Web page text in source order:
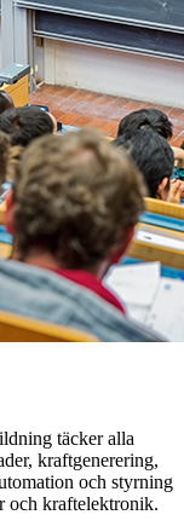
täcker alla
kraftgenerering,
och styrning
och kraftelektronik.